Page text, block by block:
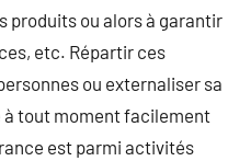
produits ou alors à garantir
etc. Répartir ces
ou externaliser sa
tout moment facilement
est parmi activités